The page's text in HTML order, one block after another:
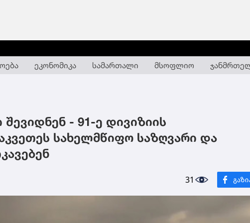
ეკონომიკა სამართალი მსოფლიო
- 91-ე დივიზიის
სახელმწიფო საზღვარი და
31